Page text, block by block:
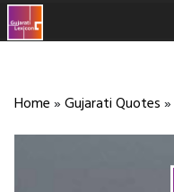
Home » Gujarati Quotes »